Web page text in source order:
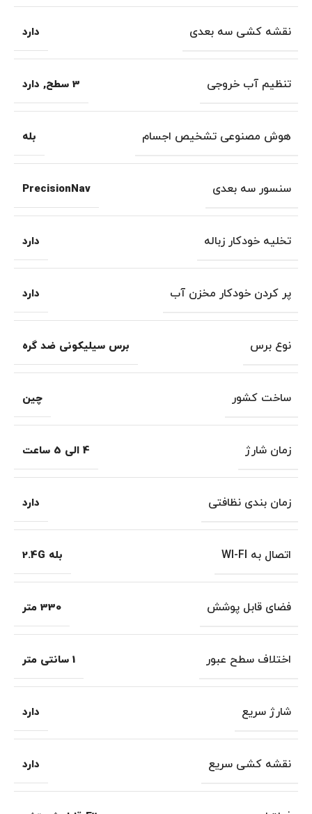
نقشه کشی سه بعدی دارد
تنظیم آب خروجی 3 سطح , دارد
هوش مصنوعی تشخیص اجسام بله
سنسور سه بعدی PrecisionNav
تخلیه خودکار زباله دارد
پر کردن خودکار مخزن آب دارد
نوع برس برس سیلیکونی ضد گره
ساخت کشور چین
زمان شارژ 4 الی 5 ساعت
زمان بندی نظافتی دارد
اتصال به WI-FI بله 2.4G
فضای قابل پوشش 330 متر
اختلاف سطح عبور 1 سانتی متر
شارژ سریع دارد
نقشه کشی سریع دارد